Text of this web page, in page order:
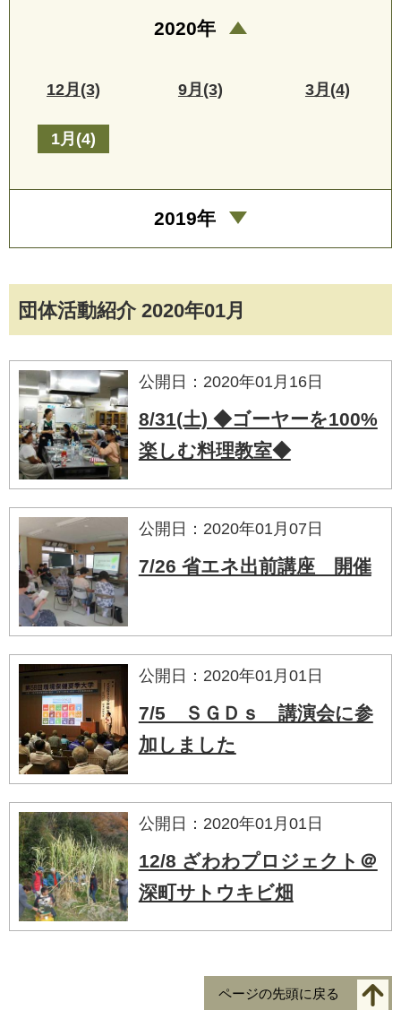
団体活動紹介 2020年01月
公開日：2020年01月16日
8/31(土) ◆ゴーヤーを100%
楽しむ料理教室◆
公開日：2020年01月07日
7/26 省エネ出前講座 開催
公開日：2020年01月01日
7/5 ＳＧＤｓ 講演会に参
加しました
公開日：2020年01月01日
12/8 ざわわプロジェクト＠
深町サトウキビ畑
2020年
12月(3) 9月(3) 3月(4)
1月(4)
2019年
ページの先頭に戻る